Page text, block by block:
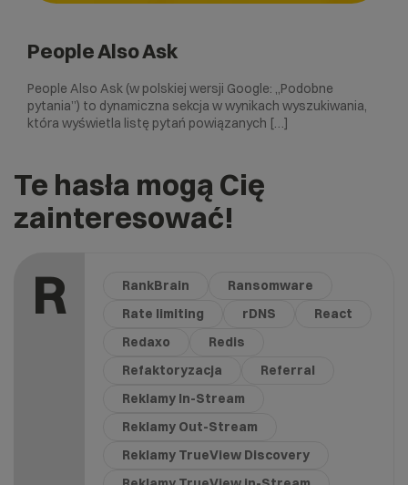
People Also Ask
People Also Ask (w polskiej wersji Google: „Podobne
pytania”) to dynamiczna sekcja w wynikach wyszukiwania,
która wyświetla listę pytań powiązanych […]
Te hasła mogą Cię
zainteresować!
R RankBrain
Ransomware
Rate limiting
rDNS
React
Redaxo
Redis
Refaktoryzacja
Referral
Reklamy In-Stream
Reklamy Out-Stream
Reklamy TrueView Discovery